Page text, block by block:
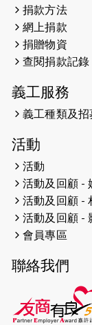
2026-04-25
2026-04-24
2026-04-23
2026-04-19
2026-04-16
2026-04-12
2026-04-11
2026-04-10
捐款方法
網上捐款
捐贈物資
查閱捐款記錄
義工服務
義工種類及招
活動
活動
活動及回顧 -
活動及回顧 -
活動及回顧 -
會員專區
聯絡我們